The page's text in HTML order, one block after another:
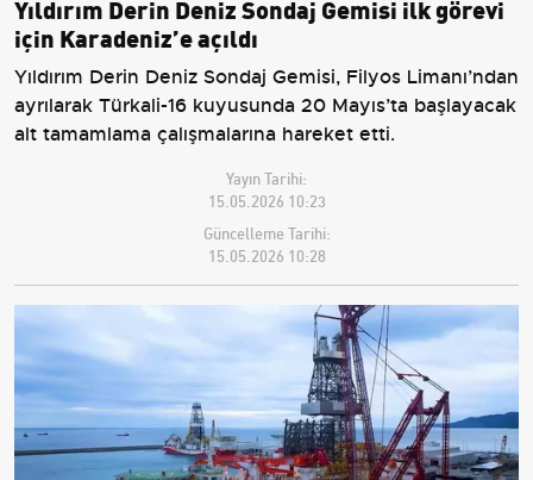
Yıldırım Derin Deniz Sondaj Gemisi ilk görevi
için Karadeniz’e açıldı
Yıldırım Derin Deniz Sondaj Gemisi, Filyos Limanı’ndan
ayrılarak Türkali-16 kuyusunda 20 Mayıs’ta başlayacak
alt tamamlama çalışmalarına hareket etti.
Yayın Tarihi:
15.05.2026 10:23
Güncelleme Tarihi:
15.05.2026 10:28